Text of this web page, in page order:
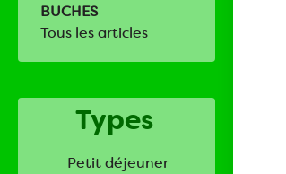
BUCHES
Tous les articles
Types
Petit déjeuner